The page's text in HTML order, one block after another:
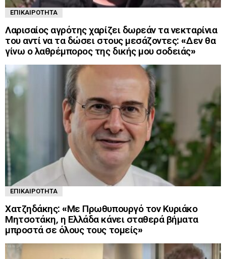
ΕΠΙΚΑΙΡΌΤΗΤΑ
Λαρισαίος αγρότης χαρίζει δωρεάν τα νεκταρίνια
του αντί να τα δώσει στους μεσάζοντες: «Δεν θα
γίνω ο λαθρέμπορος της δικής μου σοδειάς»
ΕΠΙΚΑΙΡΌΤΗΤΑ
Χατζηδάκης: «Με Πρωθυπουργό τον Κυριάκο
Μητσοτάκη, η Ελλάδα κάνει σταθερά βήματα
μπροστά σε όλους τους τομείς»